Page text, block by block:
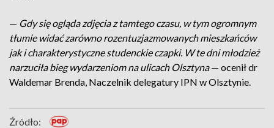
— Gdy się ogląda zdjęcia z tamtego czasu, w tym ogromnym
tłumie widać zarówno rozentuzjazmowanych mieszkańców
jak i charakterystyczne studenckie czapki. W te dni młodzież
narzuciła bieg wydarzeniom na ulicach Olsztyna— ocenił dr
Waldemar Brenda, Naczelnik delegatury IPN w Olsztynie.
Źródło: